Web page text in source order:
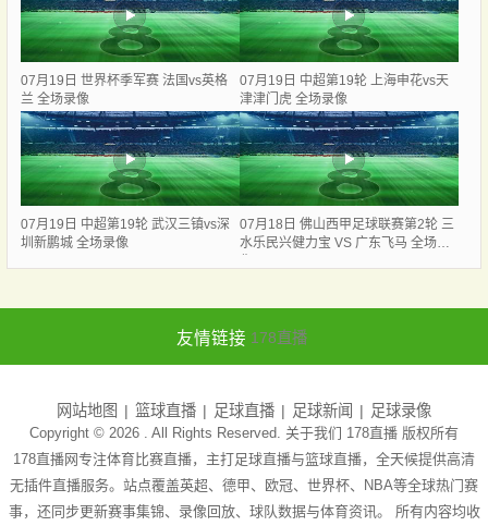
07月19日 世界杯季军赛 法国vs英格
兰 全场录像
07月19日 中超第19轮 上海申花vs天
津津门虎 全场录像
07月19日 中超第19轮 武汉三镇vs深
圳新鹏城 全场录像
07月18日 佛山西甲足球联赛第2轮 三
水乐民兴健力宝 VS 广东飞马 全场录
友情链接 178直播
网站地图 篮球直播 足球直播 足球新闻 足球录像
Copyright © 2026 . All Rights Reserved. 关于我们 178直播 版权所有
178直播网专注体育比赛直播，主打足球直播与篮球直播，全天候提供高清
无插件直播服务。站点覆盖英超、德甲、欧冠、世界杯、NBA等全球热门赛
事，还同步更新赛事集锦、录像回放、球队数据与体育资讯。 所有内容均收